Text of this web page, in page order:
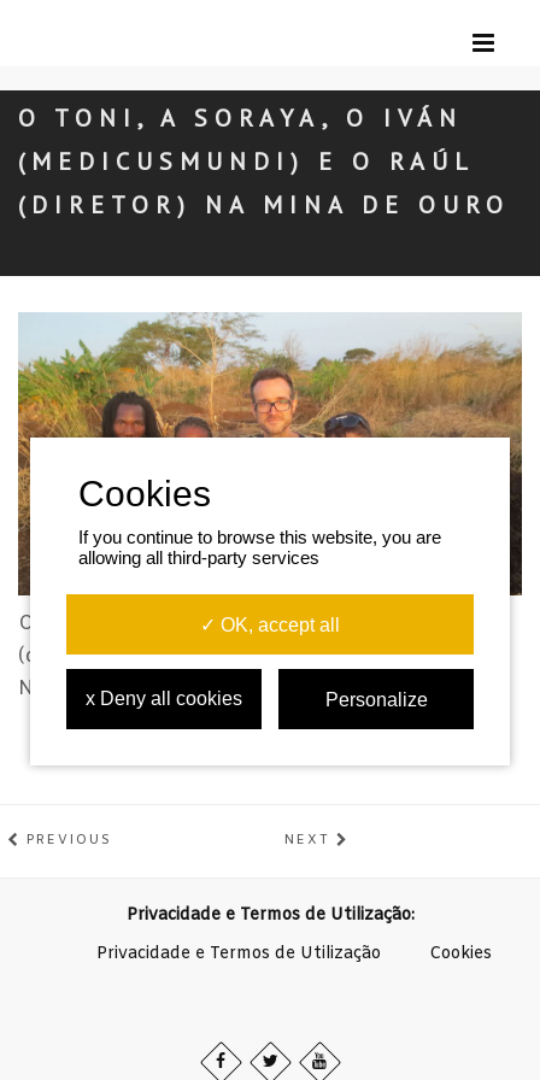
O TONI, A SORAYA, O IVÁN
(MEDICUSMUNDI) E O RAÚL
(DIRETOR) NA MINA DE OURO
O Toni, a Soraya, o Iván (medicusmundi) e o Raúl
(diretor) depois de terem rodado na mina de
Namicuio.
PREVIOUS NEXT
Privacidade e Termos de Utilização:
Privacidade e Termos de Utilização
Cookies
If you continue to browse this website, you are
allowing all third-party services
✓ OK, accept all
x Deny all cookies Personalize